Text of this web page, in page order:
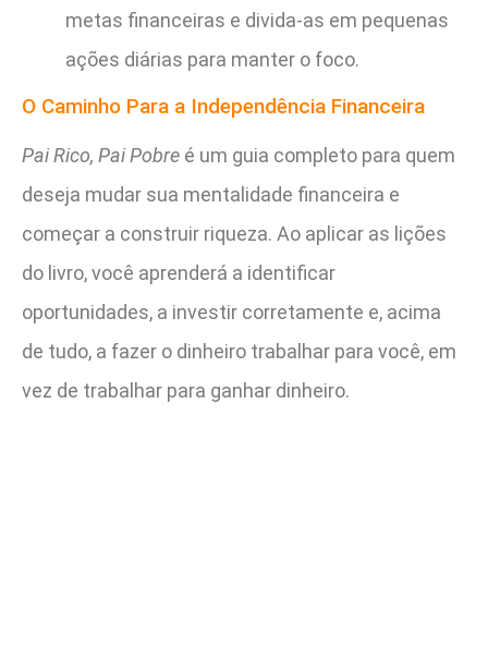
metas financeiras e divida-as em pequenas
ações diárias para manter o foco.
O Caminho Para a Independência Financeira
Pai Rico, Pai Pobre é um guia completo para quem
deseja mudar sua mentalidade financeira e
começar a construir riqueza. Ao aplicar as lições
do livro, você aprenderá a identificar
oportunidades, a investir corretamente e, acima
de tudo, a fazer o dinheiro trabalhar para você, em
vez de trabalhar para ganhar dinheiro.